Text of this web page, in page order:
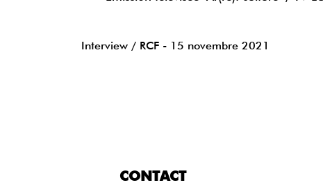
Interview / RCF - 15 novembre 2021
CONTACT